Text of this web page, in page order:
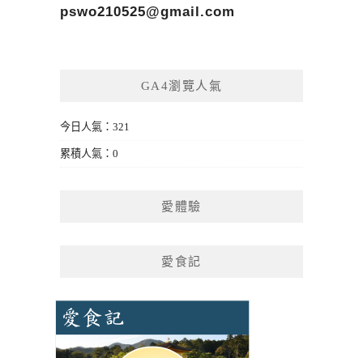
pswo210525@gmail.com
GA4瀏覽人氣
今日人氣：321
累積人氣：0
愛體驗
愛食記